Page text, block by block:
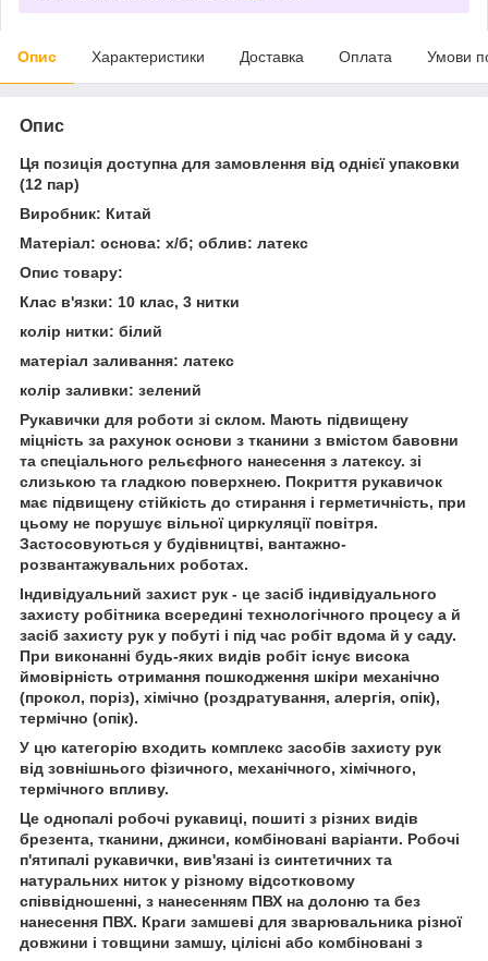
Опис Характеристики Доставка Оплата Умови
Опис
Ця позиція доступна для замовлення від однієї упаковки
(12 пар)
Виробник: Китай
Матеріал: основа: х/б; облив: латекс
Опис товару:
Клас в'язки: 10 клас, 3 нитки
колір нитки: білий
матеріал заливання: латекс
колір заливки: зелений
Рукавички для роботи зі склом. Мають підвищену
міцність за рахунок основи з тканини з вмістом бавовни
та спеціального рельєфного нанесення з латексу. зі
слизькою та гладкою поверхнею. Покриття рукавичок
має підвищену стійкість до стирання і герметичність, при
цьому не порушує вільної циркуляції повітря.
Застосовуються у будівництві, вантажно-
розвантажувальних роботах.
Індивідуальний захист рук - це засіб індивідуального
захисту робітника всередині технологічного процесу а й
засіб захисту рук у побуті і під час робіт вдома й у саду.
При виконанні будь-яких видів робіт існує висока
ймовірність отримання пошкодження шкіри механічно
(прокол, поріз), хімічно (роздратування, алергія, опік),
термічно (опік).
У цю категорію входить комплекс засобів захисту рук
від зовнішнього фізичного, механічного, хімічного,
термічного впливу.
Це однопалі робочі рукавиці, пошиті з різних видів
брезента, тканини, джинси, комбіновані варіанти. Робочі
п'ятипалі рукавички, вив'язані із синтетичних та
натуральних ниток у різному відсотковому
співвідношенні, з нанесенням ПВХ на долоню та без
нанесення ПВХ. Краги замшеві для зварювальника різної
довжини і товщини замшу, цілісні або комбіновані з